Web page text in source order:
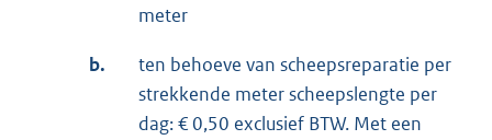
meter
b.
ten behoeve van scheepsreparatie per
strekkende meter scheepslengte per
dag: € 0,50 exclusief BTW. Met een